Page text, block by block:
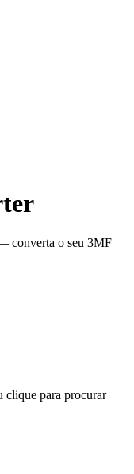
converta o seu 3MF
clique para procurar